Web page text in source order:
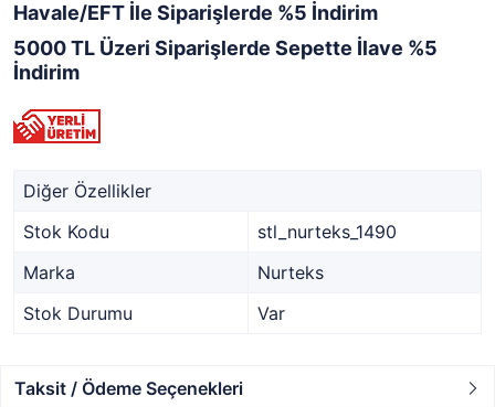
Havale/EFT İle Siparişlerde %5 İndirim
5000 TL Üzeri Siparişlerde Sepette İlave %5
İndirim
Diğer Özellikler
Stok Kodu
stl_nurteks_1490
Marka
Nurteks
Stok Durumu
Var
Taksit / Ödeme Seçenekleri